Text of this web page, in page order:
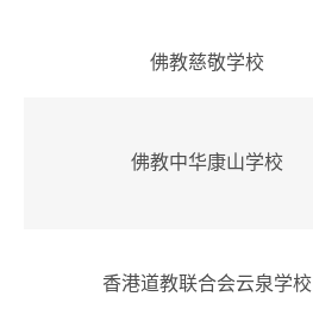
佛教慈敬学校
佛教中华康山学校
香港道教联合会云泉学校